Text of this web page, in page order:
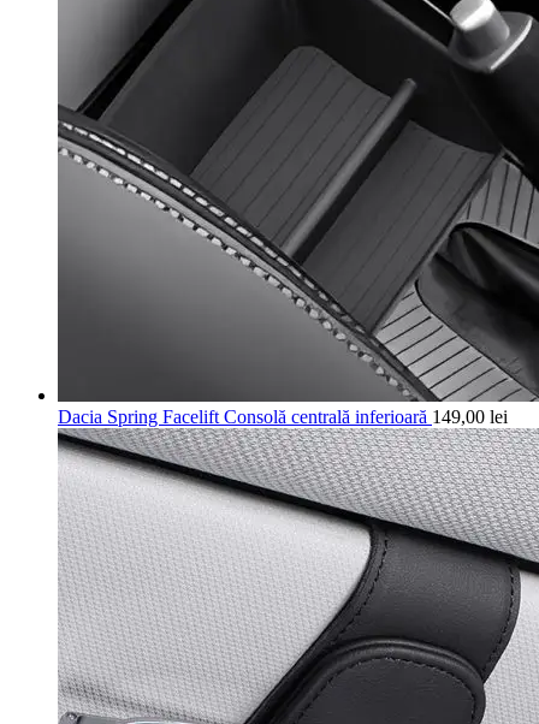
Dacia Spring Facelift Consolă centrală inferioară 149,00 lei